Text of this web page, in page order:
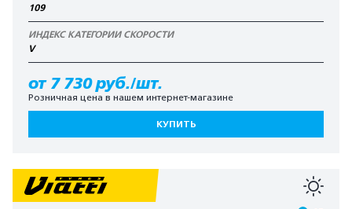
109
ИНДЕКС КАТЕГОРИИ СКОРОСТИ
V
от 7 730 руб./шт.
Розничная цена в нашем интернет-магазине
КУПИТЬ